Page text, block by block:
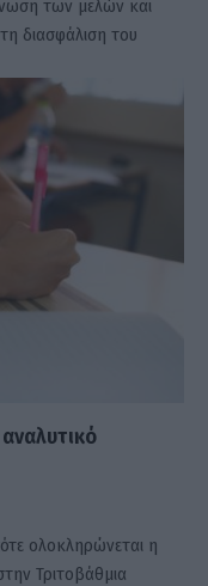
των μελών και
διασφάλιση του
ολοκληρώνεται η
Τριτοβάθμια